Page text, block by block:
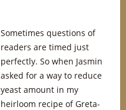
Sometimes questions of
readers are timed just
perfectly. So when Jasmin
asked for a way to reduce
yeast amount in my
heirloom recipe of Greta-